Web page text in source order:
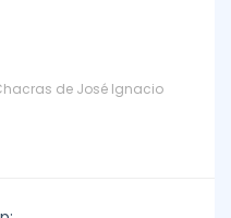
Chacras de José Ignacio